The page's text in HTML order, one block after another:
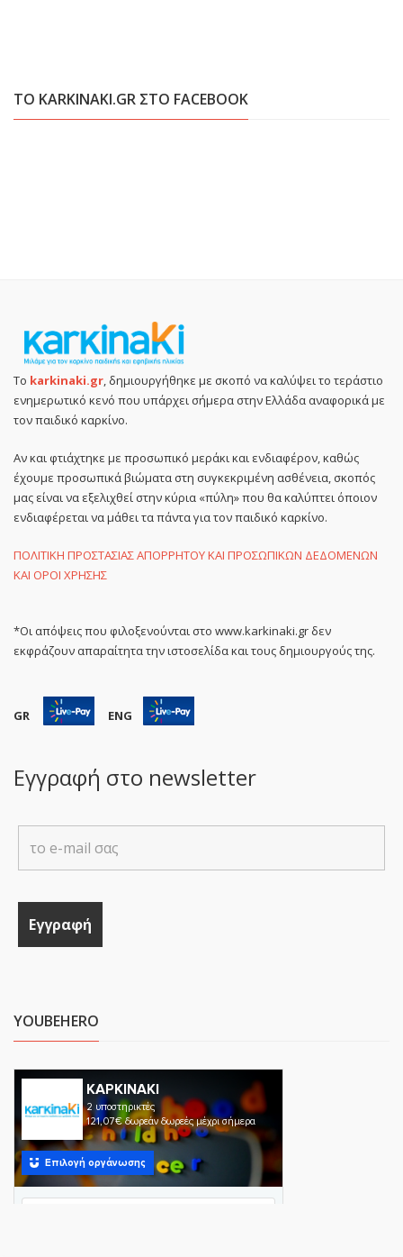
ΤΟ KARKINAKI.GR ΣΤΟ FACEBOOK
Το karkinaki.gr, δημιουργήθηκε με σκοπό να καλύψει το τεράστιο
ενημερωτικό κενό που υπάρχει σήμερα στην Ελλάδα αναφορικά με
τον παιδικό καρκίνο.
Αν και φτιάχτηκε με προσωπικό μεράκι και ενδιαφέρον, καθώς
έχουμε προσωπικά βιώματα στη συγκεκριμένη ασθένεια, σκοπός
μας είναι να εξελιχθεί στην κύρια «πύλη» που θα καλύπτει όποιον
ενδιαφέρεται να μάθει τα πάντα για τον παιδικό καρκίνο.
ΠΟΛΙΤΙΚΗ ΠΡΟΣΤΑΣΙΑΣ ΑΠΟΡΡΗΤΟΥ ΚΑΙ ΠΡΟΣΩΠΙΚΩΝ ΔΕΔΟΜΕΝΩΝ
ΚΑΙ ΟΡΟΙ ΧΡΗΣΗΣ
*Οι απόψεις που φιλοξενούνται στο www.karkinaki.gr δεν
εκφράζουν απαραίτητα την ιστοσελίδα και τους δημιουργούς της.
GR ENG
Εγγραφή στο newsletter
YOUBEHERO